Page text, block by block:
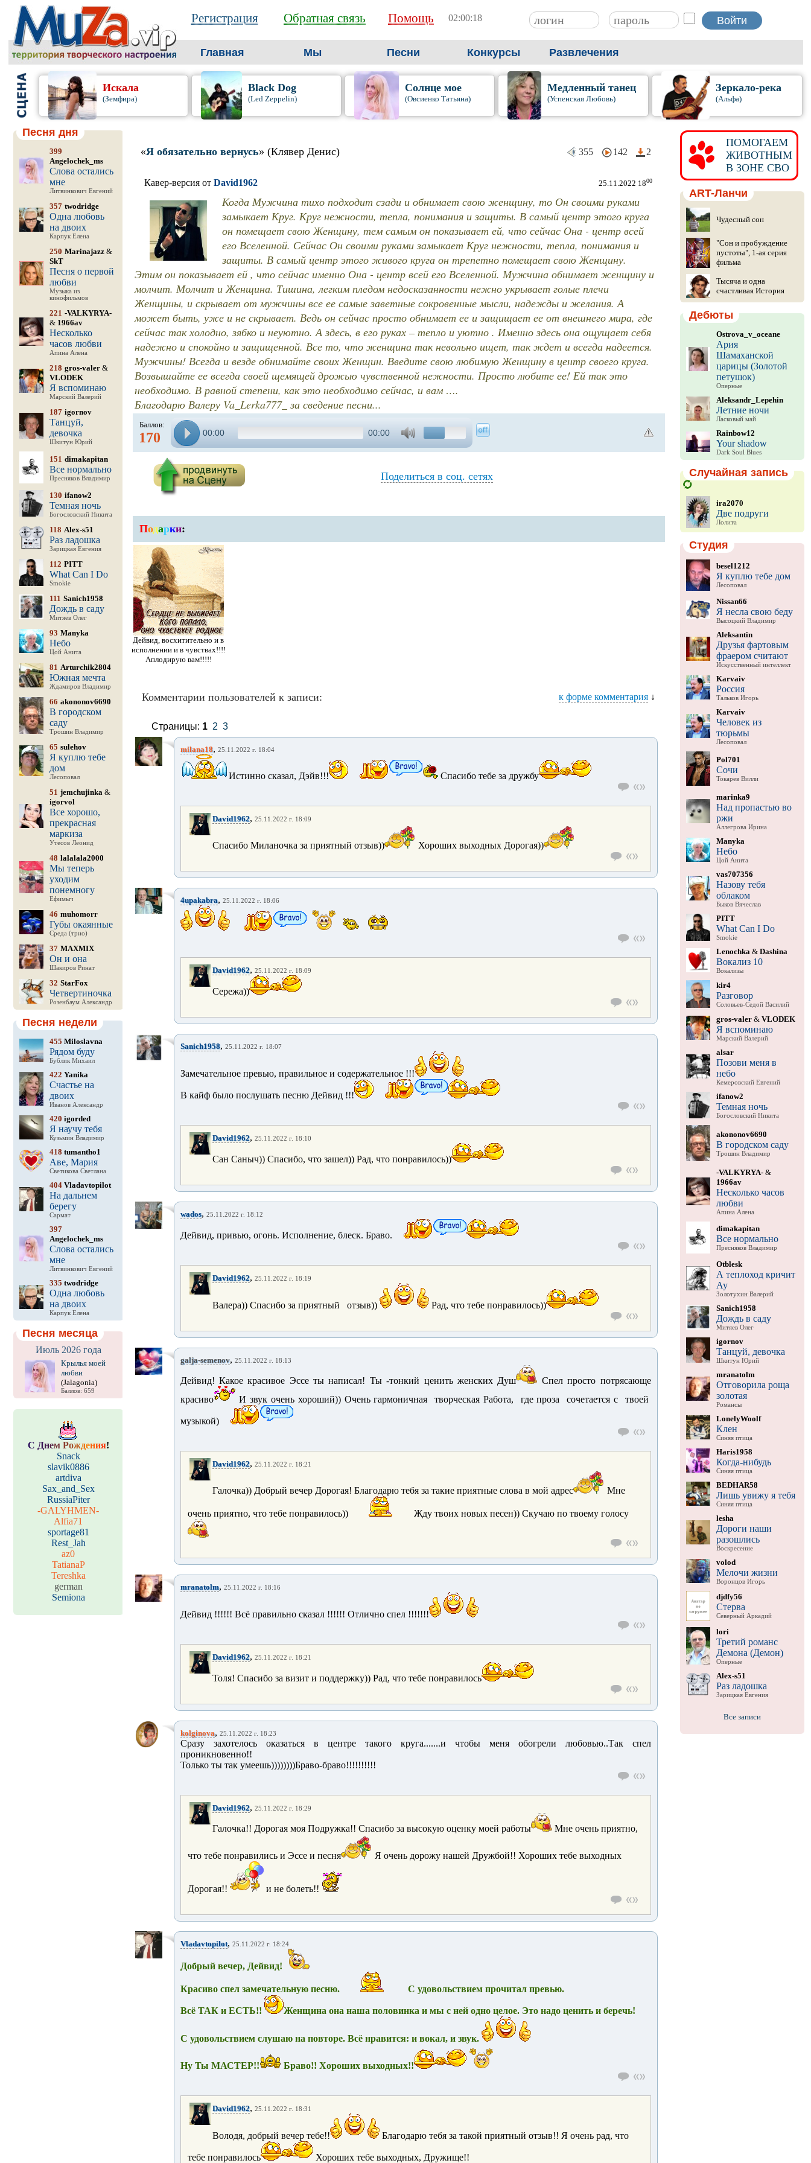
Регистрация Обратная связь Помощь 02:00:19
Главная Мы Песни Конкурсы Развлечения
Искала
(Земфира)
Black Dog
(Led Zeppelin)
Солнце мое
(Овсиенко Татьяна)
Медленный танец
(Успенская Любовь)
Зеркало-река
(Альфа)
Песня дня
399
Angelochek_ms
Слова остались
мне
Литвинкович Евгений
357 twodridge
Одна любовь
на двоих
Карпук Елена
250 Marinajazz&
SkT
Песня о первой
любви
Музыка из
кинофильмов
221 -VALKYRYA-
& 1966av
Несколько
часов любви
Апина Алена
218 gros-valer&
VLODEK
Я вспоминаю
Марский Валерий
187 igornov
Танцуй,
девочка
Шкитун Юрий
151 dimakapitan
Все нормально
Пресняков Владимир
130 ifanow2
Темная ночь
Богословский Никита
118 Alex-s51
Раз ладошка
Зарицкая Евгения
112 PITT
What Can I Do
Smokie
111 Sanich1958
Дождь в саду
Митяев Олег
93 Manyka
Небо
Цой Анита
81 Arturchik2804
Южная мечта
Ждамиров Владимир
66 akononov6690
В городском
саду
Трошин Владимир
65 sulehov
Я куплю тебе
дом
Лесоповал
51 jemchujinka&
igorvol
Все хорошо,
прекрасная
маркиза
Утесов Леонид
48 lalalala2000
Мы теперь
уходим
понемногу
Ефимыч
46 muhomorr
Губы окаянные
Среда (трио)
37 MAXMIX
Он и она
Шакиров Ринат
32 StarFox
Четвертиночка
Розенбаум Александр
Песня недели
455 Miloslavna
Рядом буду
Бублик Михаил
422 Yanika
Счастье на
двоих
Иванов Александр
420 igorded
Я научу тебя
Кузьмин Владимир
418 tumantho1
Аве, Мария
Светикова Светлана
404Vladavtopilot
На дальнем
берегу
Сармат
397
Angelochek_ms
Слова остались
мне
Литвинкович Евгений
335 twodridge
Одна любовь
на двоих
Карпук Елена
Песня месяца
Июль 2026 года
Крылья моей
любви
(Jalagonia)
Баллов: 659
С Днем Рождения!
Snack
slavik0886
artdiva
Sax_and_Sex
RussiaPiter
-GALYHMEN-
Alfia71
sportage81
Rest_Jah
az0
TatianaP
Tereshka
german
Semiona
«Я обязательно вернусь» (Клявер Денис) 355 142 2
Кавер-версия от David1962 25.11.2022 1800
Когда Мужчина тихо подходит сзади и обнимает свою женщину, то Он своими руками
замыкает Круг. Круг нежности, тепла, понимания и защиты. В самый центр этого круга
он помещает свою Женщину, тем самым он показывает ей, что сейчас Она - центр всей
его Вселенной. Сейчас Он своими руками замыкает Круг нежности, тепла, понимания и
защиты. В самый центр этого живого круга он трепетно помещает свою Женщину.
Этим он показывает ей , что сейчас именно Она - центр всей его Вселенной. Мужчина обнимает женщину и
молчит. Молчит и Женщина. Тишина, легким пледом недосказанности нежно укрывает голые плечи
Женщины, и скрывает от мужчины все ее самые заветные сокровенные мысли, надежды и желания. А
может быть, уже и не скрывает. Ведь он сейчас просто обнимает ее и защищает ее от внешнего мира, где
сейчас так холодно, зябко и неуютно. А здесь, в его руках – тепло и уютно . Именно здесь она ощущает себя
надежно и спокойно и защищенной. Все то, что женщина так невольно ищет, так ждет и всегда надеется.
Мужчины! Всегда и везде обнимайте своих Женщин. Введите свою любимую Женщину в центр своего круга.
Возвышайте ее всегда своей щемящей дрожью чувственной нежности. Просто любите ее! Ей так это
необходимо. В равной степени, как это необходимо сейчас, и вам ….
Благодарю Валеру Va_Lerka777_ за сведение песни...
Баллов:
170 00:00 00:00
Поделиться в соц. сетях
Подарки:
Дейвид, восхитительно и в
исполнении и в чувствах!!!!
Аплодирую вам!!!!!
Комментарии пользователей к записи: к форме комментария ↓
Страницы: 1 2 3
milana18, 25.11.2022 г. 18:04
Истинно сказал, Дэйв!!! Спасибо тебе за дружбу
David1962, 25.11.2022 г. 18:09
Спасибо Миланочка за приятный отзыв)) Хороших выходных Дорогая))
4upakabra, 25.11.2022 г. 18:06
David1962, 25.11.2022 г. 18:09
Сережа))
Sanich1958, 25.11.2022 г. 18:07
Замечательное превью, правильное и содержательное !!!
В кайф было послушать песню Дейвид !!!
David1962, 25.11.2022 г. 18:10
Сан Саныч)) Спасибо, что зашел)) Рад, что понравилось))
wados, 25.11.2022 г. 18:12
Дейвид, привью, огонь. Исполнение, блеск. Браво.
David1962, 25.11.2022 г. 18:19
Валера)) Спасибо за приятный отзыв)) Рад, что тебе понравилось))
galja-semenov, 25.11.2022 г. 18:13
Дейвид! Какое красивое Эссе ты написал! Ты -тонкий ценить женских Душ
Спел просто потрясающе
красиво
И звук очень хороший)) Очень гармоничная творческая Работа, где проза сочетается с твоей
музыкой)
David1962, 25.11.2022 г. 18:21
Галочка)) Добрый вечер Дорогая! Благодарю тебя за такие приятные слова в мой адрес Мне
очень приятно, что тебе понравилось)) Жду твоих новых песен)) Скучаю по твоему голосу
mranatolm, 25.11.2022 г. 18:16
Дейвид !!!!!! Всё правильно сказал !!!!!! Отлично спел !!!!!!!
David1962, 25.11.2022 г. 18:21
Толя! Спасибо за визит и поддержку)) Рад, что тебе понравилось
kolginova, 25.11.2022 г. 18:23
Сразу захотелось оказаться в центре такого круга.......и чтобы меня обогрели любовью..Так спел
проникновенно!!
Только ты так умеешь))))))))Браво-браво!!!!!!!!!!
David1962, 25.11.2022 г. 18:29
Галочка!! Дорогая моя Подружка!! Спасибо за высокую оценку моей работы Мне очень приятно,
что тебе понравились и Эссе и песня Я очень дорожу нашей Дружбой!! Хороших тебе выходных
Дорогая!! и не болеть!!
Vladavtopilot, 25.11.2022 г. 18:24
Добрый вечер, Дейвид!
Красиво спел замечательную песню. С удовольствием прочитал превью.
Всё ТАК и ЕСТЬ!! Женщина она наша половинка и мы с ней одно целое. Это надо ценить и беречь!
С удовольствием слушаю на повторе. Всё нравится: и вокал, и звук.
Ну Ты МАСТЕР!! Браво!! Хороших выходных!!
David1962, 25.11.2022 г. 18:31
Володя, добрый вечер тебе!! Благодарю тебя за такой приятный отзыв!! Я очень рад, что
тебе понравилось Хороших тебе выходных, Дружище!!
ПОМОГАЕМ
ЖИВОТНЫМ
В ЗОНЕ СВО
ART-Ланчи
Чудесный сон
"Сон и пробуждение
пустоты", 1-ая серия
фильма
Тысяча и одна
счастливая История
Дебюты
Ostrova_v_oceane
Ария
Шамаханской
царицы (Золотой
петушок)
Оперные
Aleksandr_Lepehin
Летние ночи
Ласковый май
Rainbow12
Your shadow
Dark Soul Blues
Случайная запись
ira2070
Две подруги
Лолита
Студия
besel1212
Я куплю тебе дом
Лесоповал
Nissan66
Я несла свою беду
Высоцкий Владимир
Aleksantin
Друзья фартовым
фраером считают
Искусственный интеллект
Karvaiv
Россия
Тальков Игорь
Karvaiv
Человек из
тюрьмы
Лесоповал
Pol701
Сочи
Токарев Вилли
marinka9
Над пропастью во
ржи
Аллегрова Ирина
Manyka
Небо
Цой Анита
vas707356
Назову тебя
облаком
Быков Вячеслав
PITT
What Can I Do
Smokie
Lenochka & Dashina
Вокализ 10
Вокализы
kir4
Разговор
Соловьев-Седой Василий
gros-valer& VLODEK
Я вспоминаю
Марский Валерий
alsar
Позови меня в
небо
Кемеровский Евгений
ifanow2
Темная ночь
Богословский Никита
akononov6690
В городском саду
Трошин Владимир
-VALKYRYA-&
1966av
Несколько часов
любви
Апина Алена
dimakapitan
Все нормально
Пресняков Владимир
Otblesk
А теплоход кричит
Ау
Золотухин Валерий
Sanich1958
Дождь в саду
Митяев Олег
igornov
Танцуй, девочка
Шкитун Юрий
mranatolm
Отговорила роща
золотая
Романсы
LonelyWoolf
Клен
Синяя птица
Haris1958
Когда-нибудь
Синяя птица
BEDHAR58
Лишь увижу я тебя
Синяя птица
lesha
Дороги наши
разошлись
Воскресение
volod
Мелочи жизни
Воронцов Игорь
djdfy56
Стерва
Северный Аркадий
lori
Третий романс
Демона (Демон)
Оперные
Alex-s51
Раз ладошка
Зарицкая Евгения
Все записи